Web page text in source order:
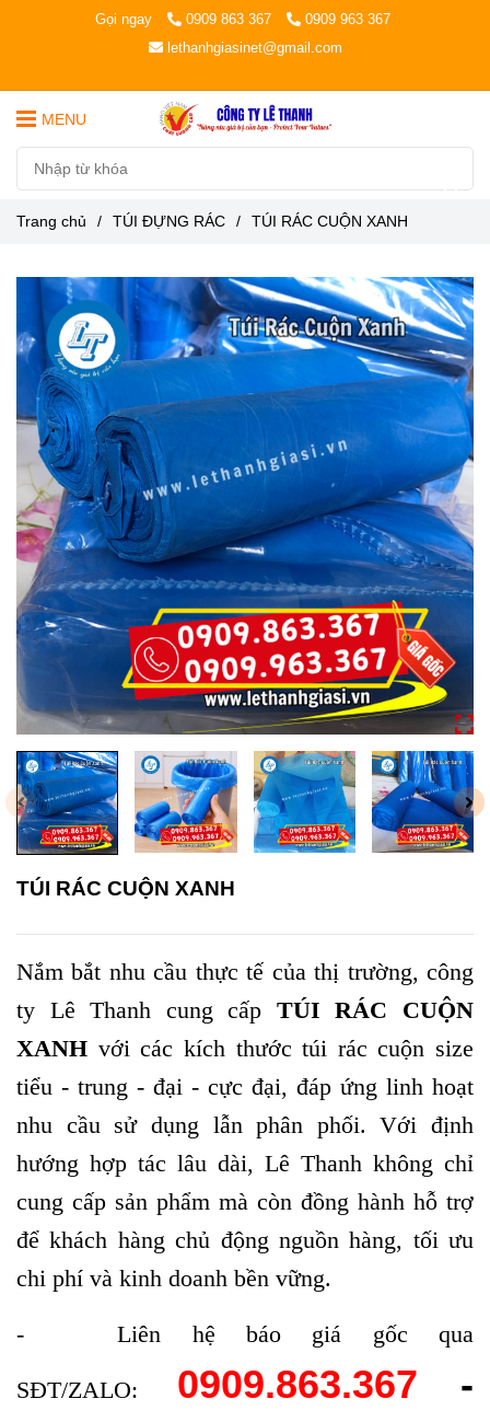
Gọi ngay 0909 863 367
0909 963 367
lethanhgiasinet@gmail.com
MENU
Trang chủ / TÚI ĐỰNG RÁC / TÚI RÁC CUỘN XANH
TÚI RÁC CUỘN XANH
Nắm bắt nhu cầu thực tế của thị trường, công
ty Lê Thanh cung cấp TÚI RÁC CUỘN
XANH với các kích thước túi rác cuộn size
tiểu - trung - đại - cực đại, đáp ứng linh hoạt
nhu cầu sử dụng lẫn phân phối. Với định
hướng hợp tác lâu dài, Lê Thanh không chỉ
cung cấp sản phẩm mà còn đồng hành hỗ trợ
để khách hàng chủ động nguồn hàng, tối ưu
chi phí và kinh doanh bền vững.
- Liên hệ báo giá gốc qua
SĐT/ZALO: 0909.863.367 -